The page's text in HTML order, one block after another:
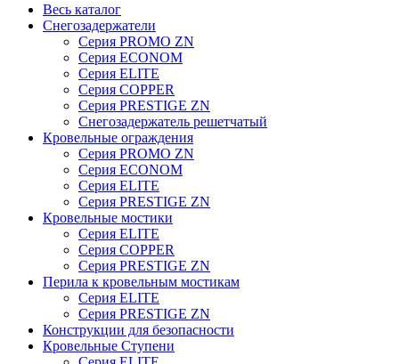
Весь каталог
Снегозадержатели
Серия PROMO ZN
Серия ECONOM
Серия ELITE
Серия COPPER
Серия PRESTIGE ZN
Снегозадержатель решетчатый
Кровельные ограждения
Серия PROMO ZN
Серия ECONOM
Серия ELITE
Серия PRESTIGE ZN
Кровельные мостики
Серия ELITE
Серия COPPER
Серия PRESTIGE ZN
Перила к кровельным мостикам
Серия ELITE
Серия PRESTIGE ZN
Конструкции для безопасности
Кровельные Ступени